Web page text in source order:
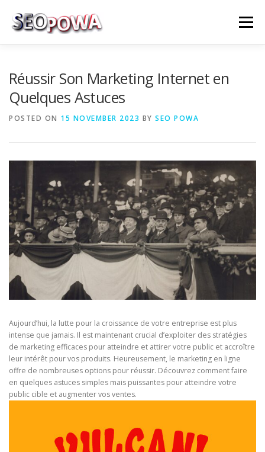
Menu
Réussir Son Marketing Internet en
Quelques Astuces
POSTED ON 15 NOVEMBER 2023 BY SEO POWA
Aujourd’hui, la lutte pour la croissance de votre entreprise est plus
intense que jamais. Il est maintenant crucial d’exploiter des stratégies
de marketing efficaces pour atteindre et attirer votre public et accroître
leur intérêt pour vos produits. Heureusement, le marketing en ligne
offre de nombreuses options pour réussir. Découvrez comment faire
en quelques astuces simples mais puissantes pour atteindre votre
public cible et augmenter vos ventes.